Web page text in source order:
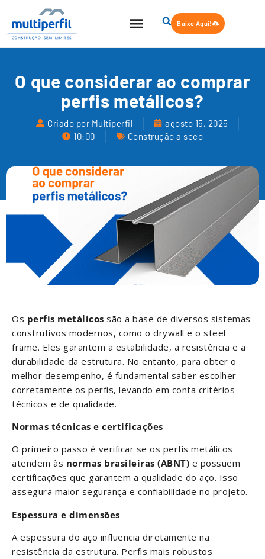
Baixe Aqui!
O que considerar ao comprar
perfis metálicos?
Criado por Multiperfil
agosto 15, 2025
10:00
Construção a seco
Os perfis metálicos são a base de diversos sistemas
construtivos modernos, como o drywall e o steel
frame. Eles garantem a estabilidade, a resistência e a
durabilidade da estrutura. No entanto, para obter o
melhor desempenho, é fundamental saber escolher
corretamente os perfis, levando em conta critérios
técnicos e de qualidade.
Normas técnicas e certificações
O primeiro passo é verificar se os perfis metálicos
atendem às normas brasileiras (ABNT) e possuem
certificações que garantem a qualidade do aço. Isso
assegura maior segurança e confiabilidade no projeto.
Espessura e dimensões
A espessura do aço influencia diretamente na
resistência da estrutura. Perfis mais robustos